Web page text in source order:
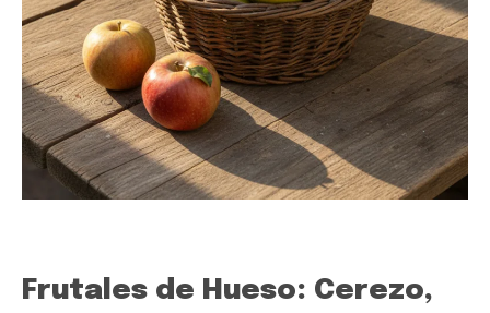
Frutales de Hueso: Cerezo,